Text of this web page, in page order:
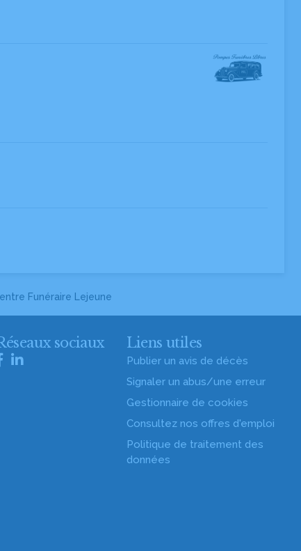
Funéraire Lejeune
sociaux Liens utiles
Publier un avis de décès
Signaler un abus/une erreur
Gestionnaire de cookies
Consultez nos offres d'emploi
Politique de traitement des
données